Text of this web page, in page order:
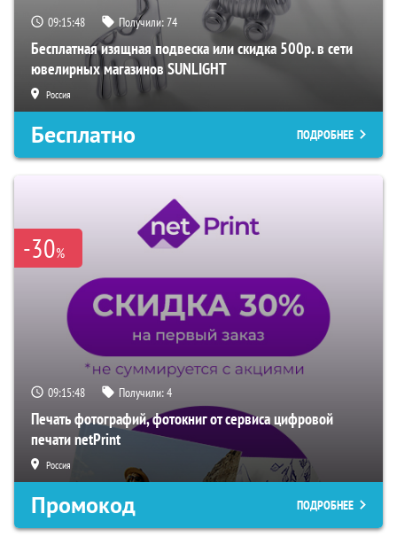
09:15:47 Получили:74
Бесплатная изящная подвеска или скидка 500р. в сети
ювелирных магазинов SUNLIGHT
Россия
Бесплатно ПОДРОБНЕЕ
-30%
09:15:47 Получили:4
Печать фотографий, фотокниг от сервиса цифровой
печати netPrint
Россия
Промокод ПОДРОБНЕЕ